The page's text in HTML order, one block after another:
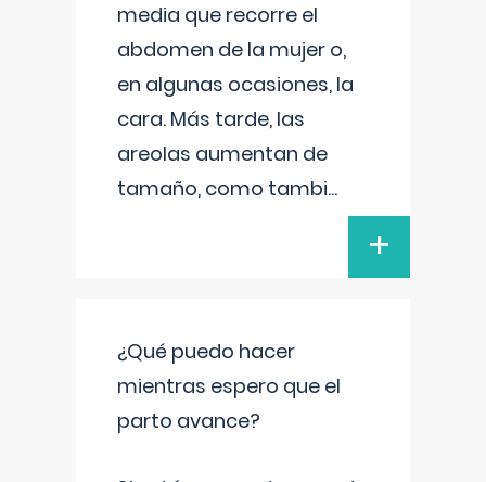
media que recorre el
abdomen de la mujer o,
en algunas ocasiones, la
cara. Más tarde, las
areolas aumentan de
tamaño, como tambi...
+
¿Qué puedo hacer
mientras espero que el
parto avance?